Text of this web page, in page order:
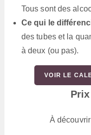
Tous sont des
Ce qui le
des tubes et la
à deux (ou pas).
VOIR LE
À